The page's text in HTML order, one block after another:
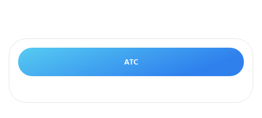
ATC